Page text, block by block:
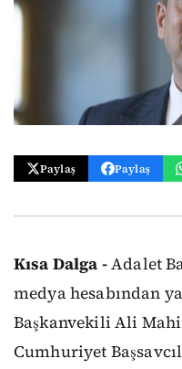
Paylaş Paylaş
Kısa Dalga -Adalet
medya hesabından
Başkanvekili Ali
Cumhuriyet